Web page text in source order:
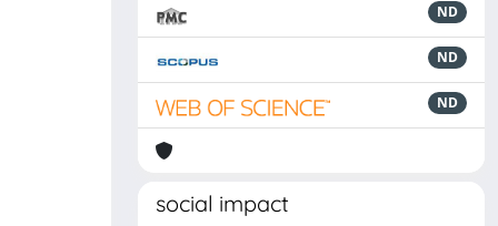
ND
ND
ND
social impact